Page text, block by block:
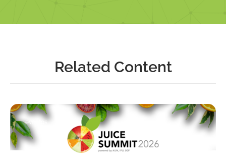
Related Content
eventos